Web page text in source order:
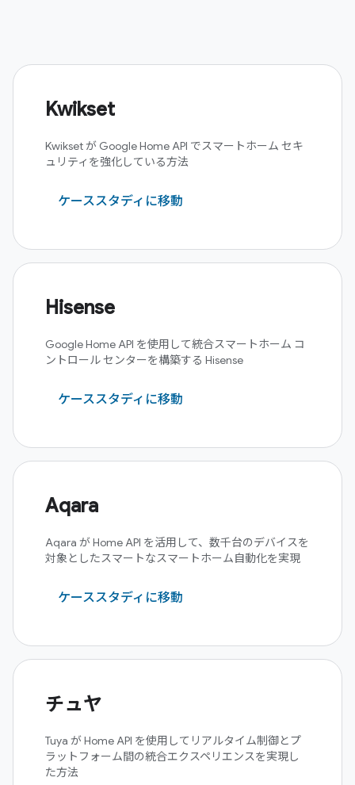
Kwikset
Kwikset が Google Home API でスマートホーム セキ
ュリティを強化している方法
ケーススタディに移動
Hisense
Google Home API を使用して統合スマートホーム コ
ントロール センターを構築する Hisense
ケーススタディに移動
Aqara
Aqara が Home API を活用して、数千台のデバイスを
対象としたスマートなスマートホーム自動化を実現
ケーススタディに移動
チュヤ
Tuya が Home API を使用してリアルタイム制御とプ
ラットフォーム間の統合エクスペリエンスを実現し
た方法